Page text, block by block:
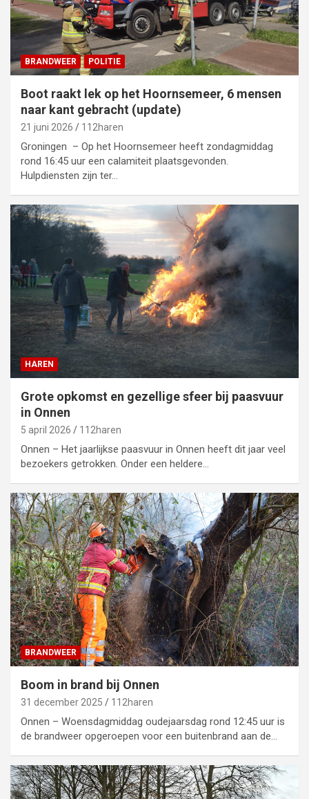
BRANDWEER POLITIE
Boot raakt lek op het Hoornsemeer, 6 mensen
naar kant gebracht (update)
21 juni 2026 112haren
Groningen – Op het Hoornsemeer heeft zondagmiddag
rond 16:45 uur een calamiteit plaatsgevonden.
Hulpdiensten zijn ter…
HAREN
Grote opkomst en gezellige sfeer bij paasvuur
in Onnen
5 april 2026 112haren
Onnen – Het jaarlijkse paasvuur in Onnen heeft dit jaar veel
bezoekers getrokken. Onder een heldere…
BRANDWEER
Boom in brand bij Onnen
31 december 2025 112haren
Onnen – Woensdagmiddag oudejaarsdag rond 12:45 uur is
de brandweer opgeroepen voor een buitenbrand aan de…